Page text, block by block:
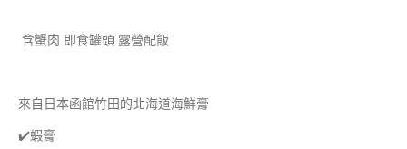
含蟹肉 即食罐頭 露營配飯
來自日本函館竹田的北海道海鮮膏
✔️蝦膏